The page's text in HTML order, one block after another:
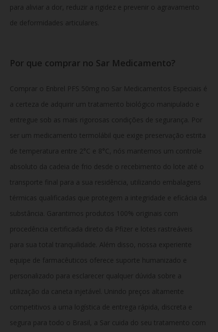
para aliviar a dor, reduzir a rigidez e prevenir o agravamento
de deformidades articulares.
Por que comprar no Sar Medicamento?
Comprar o Enbrel PFS 50mg no Sar Medicamentos Especiais é
a certeza de adquirir um tratamento biológico manipulado e
entregue sob as mais rigorosas condições de segurança. Por
ser um medicamento termolábil que exige preservação estrita
de temperatura entre 2°C e 8°C, nós mantemos um controle
absoluto da cadeia de frio desde o recebimento do lote até o
transporte final para a sua residência, utilizando embalagens
térmicas qualificadas que protegem a integridade e eficácia da
substância. Garantimos produtos 100% originais com
procedência certificada direto da Pfizer e lotes rastreáveis
para sua total tranquilidade. Além disso, nossa experiente
equipe de farmacêuticos oferece suporte humanizado e
personalizado para esclarecer qualquer dúvida sobre a
utilização da caneta injetável. Unindo preços altamente
competitivos a uma logística de entrega rápida, discreta e
segura para todo o Brasil, a Sar cuida do seu tratamento com